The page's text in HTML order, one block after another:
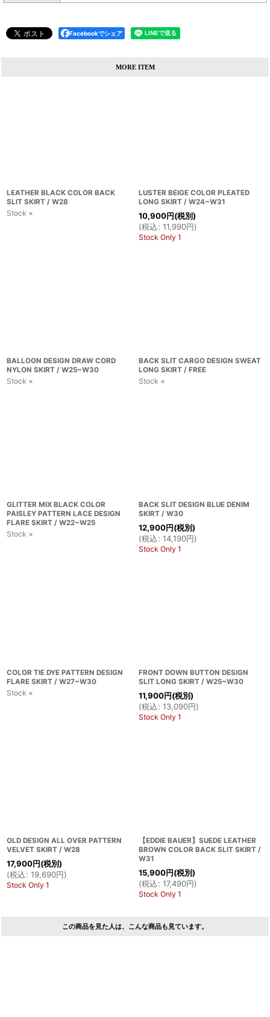
Facebookでシェア
MORE ITEM
LEATHER BLACK COLOR BACK
SLIT SKIRT / W28
Stock ×
LUSTER BEIGE COLOR PLEATED
LONG SKIRT / W24~W31
10,900円(税別)
(税込: 11,990円)
Stock Only 1
BALLOON DESIGN DRAW CORD
NYLON SKIRT / W25~W30
Stock ×
BACK SLIT CARGO DESIGN SWEAT
LONG SKIRT / FREE
Stock ×
GLITTER MIX BLACK COLOR
PAISLEY PATTERN LACE DESIGN
FLARE SKIRT / W22~W25
Stock ×
BACK SLIT DESIGN BLUE DENIM
SKIRT / W30
12,900円(税別)
(税込: 14,190円)
Stock Only 1
COLOR TIE DYE PATTERN DESIGN
FLARE SKIRT / W27~W30
Stock ×
FRONT DOWN BUTTON DESIGN
SLIT LONG SKIRT / W25~W30
11,900円(税別)
(税込: 13,090円)
Stock Only 1
OLD DESIGN ALL OVER PATTERN
VELVET SKIRT / W28
17,900円(税別)
(税込: 19,690円)
Stock Only 1
【EDDIE BAUER】SUEDE LEATHER
BROWN COLOR BACK SLIT SKIRT /
W31
15,900円(税別)
(税込: 17,490円)
Stock Only 1
この商品を見た人は、こんな商品も見ています。